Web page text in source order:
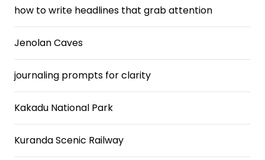
how to write headlines that grab attention
Jenolan Caves
journaling prompts for clarity
Kakadu National Park
Kuranda Scenic Railway